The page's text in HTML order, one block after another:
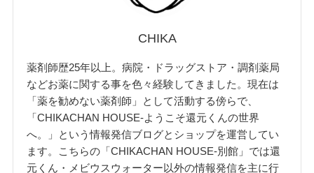
CHIKA
薬剤師歴25年以上。病院・ドラッグストア・調剤薬局
などお薬に関する事を色々経験してきました。現在は
「薬を勧めない薬剤師」として活動する傍らで、
「CHIKACHAN HOUSE-ようこそ還元くんの世界
へ。」という情報発信ブログとショップを運営してい
ます。こちらの「CHIKACHAN HOUSE-別館」では還
元くん・メビウスウォーター以外の情報発信を主に行